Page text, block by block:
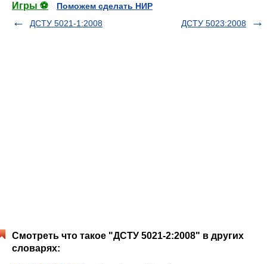
Игры ⚽
Поможем сделать НИР
ДСТУ 5021-1:2008
ДСТУ 5023:2008
Смотреть что такое "ДСТУ 5021-2:2008" в других
словарях: